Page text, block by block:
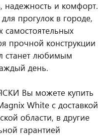
надежность и комфорт.
прогулок в городе,
самостоятельных
прочной конструкции
станет любимым
день.
Вы можете купить
White с доставкой
области, в другие
гарантией